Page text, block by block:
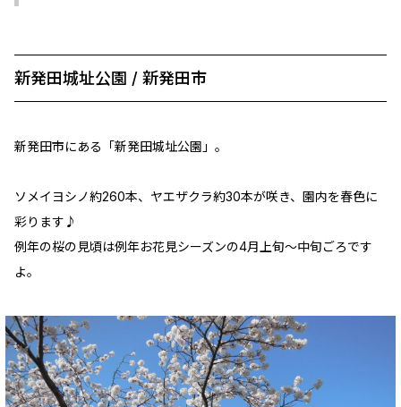
新発田城址公園 / 新発田市
新発田市にある「新発田城址公園」。
ソメイヨシノ約260本、ヤエザクラ約30本が咲き、園内を春色に
彩ります♪
例年の桜の見頃は例年お花見シーズンの4月上旬～中旬ごろです
よ。